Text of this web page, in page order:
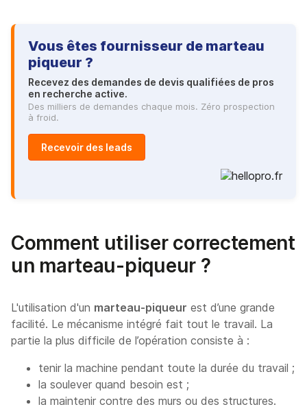
Vous êtes fournisseur de marteau
piqueur ?
Recevez des demandes de devis qualifiées de pros
en recherche active.
Des milliers de demandes chaque mois. Zéro prospection
à froid.
Recevoir des leads
Comment utiliser correctement
un marteau-piqueur ?
L'utilisation d'un marteau-piqueur est d’une grande
facilité. Le mécanisme intégré fait tout le travail. La
partie la plus difficile de l’opération consiste à :
tenir la machine pendant toute la durée du travail ;
la soulever quand besoin est ;
la maintenir contre des murs ou des structures.